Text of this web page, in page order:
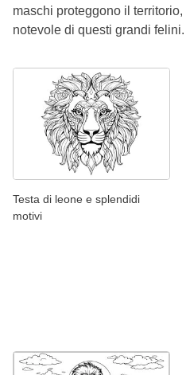
maschi proteggono il
notevole di questi grandi felini.
Testa di leone e splendidi
motivi